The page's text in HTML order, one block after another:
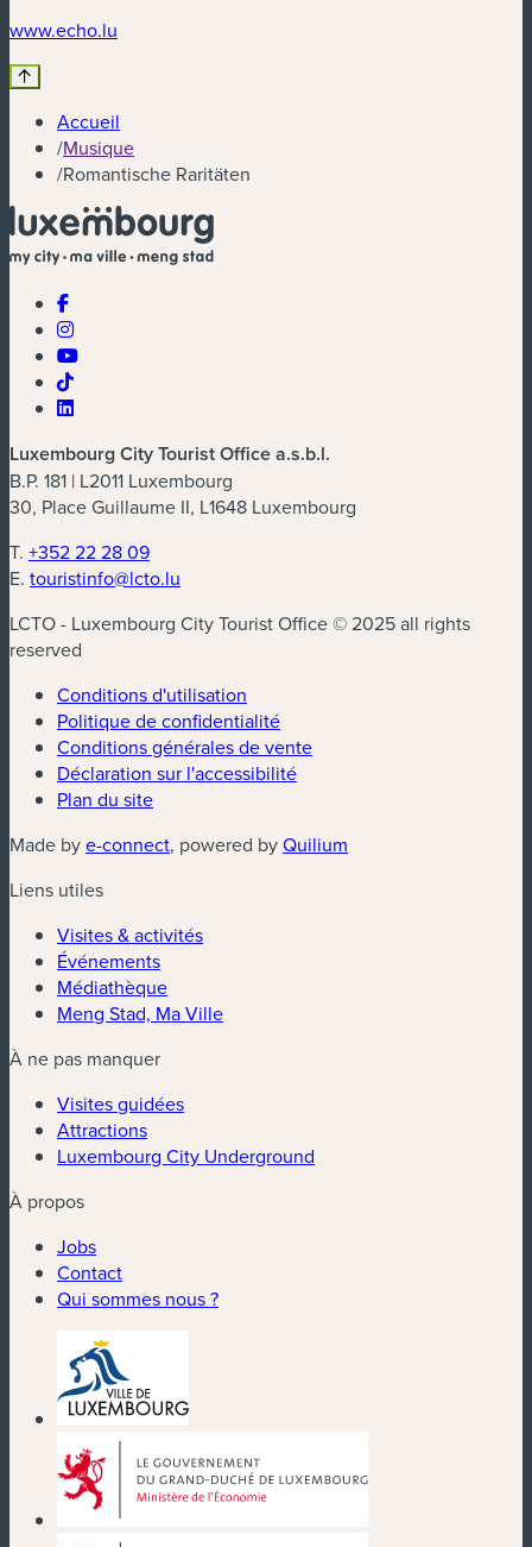
www.echo.lu
Accueil
/Musique
/Romantische Raritäten
Luxembourg City Tourist Office a.s.b.l.
B.P. 181 | L2011 Luxembourg
30, Place Guillaume II, L1648 Luxembourg
T. +352 22 28 09
E. touristinfo@lcto.lu
LCTO - Luxembourg City Tourist Office © 2025 all rights
reserved
Conditions d'utilisation
Politique de confidentialité
Conditions générales de vente
Déclaration sur l'accessibilité
Plan du site
Made bye-connect(nouvelle fenêtre)
, powered byQuilium
Liens utiles
Visites & activités
Événements
Médiathèque
Meng Stad, Ma Ville
À ne pas manquer
Visites guidées
Attractions
Luxembourg City Underground
À propos
Jobs
Contact
Qui sommes nous ?